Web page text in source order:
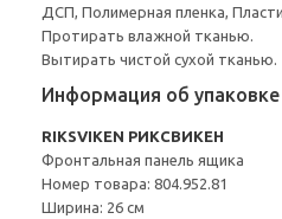
ДСП, Полимерная пленка,
Протирать влажной тканью.
Вытирать чистой сухой тканью.
Информация об упаковке
RIKSVIKEN РИКСВИКЕН
Фронтальная панель ящика
Номер товара: 804.952.81
Ширина: 26 см